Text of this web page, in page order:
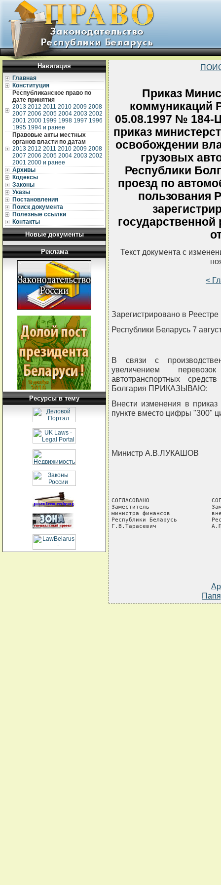
Навигация
Главная
Конституция
Республиканское право по
дате принятия
2013 2012 2011 2010 2009 2008
2007 2006 2005 2004 2003 2002
2001 2000 1999 1998 1997 1996
1995 1994 и ранее
Правовые акты местных
органов власти по датам
2013 2012 2011 2010 2009 2008
2007 2006 2005 2004 2003 2002
2001 2000 и ранее
Архивы
Кодексы
Законы
Указы
Постановления
Поиск документа
Полезные ссылки
Контакты
Новые документы
Реклама
Ресурсы в тему
Приказ
коммуникаций
05.08.1997 № 184-
приказ
освобождении
грузовых
Республики
проезд по
пользования
Текст документа с
<
Зарегистрировано в Реестре
Республики Беларусь 7
В связи с
увеличением
автотранспортных
Болгария ПРИКАЗЫВАЮ:
Внести изменения в
пункте вместо цифры "300"
Министр А.В.ЛУКАШОВ
СОГЛАСОВАНО
Заместитель
министра финансов
Республики Беларусь
Г.В.Тарасевич